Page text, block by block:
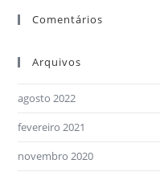
Comentários
Arquivos
agosto 2022
fevereiro 2021
novembro 2020